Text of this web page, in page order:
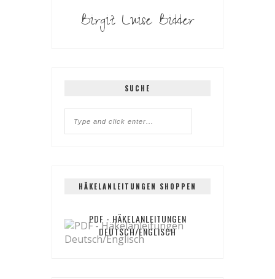
Birgit Luise Bidder
SUCHE
HÄKELANLEITUNGEN SHOPPEN
PDF - HÄKELANLEITUNGEN
DEUTSCH/ENGLISCH